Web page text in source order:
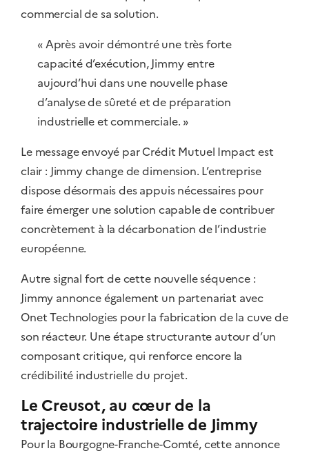
commercial de sa solution.
« Après avoir démontré une très forte
capacité d’exécution, Jimmy entre
aujourd’hui dans une nouvelle phase
d’analyse de sûreté et de préparation
industrielle et commerciale. »
Le message envoyé par Crédit Mutuel Impact est
clair : Jimmy change de dimension. L’entreprise
dispose désormais des appuis nécessaires pour
faire émerger une solution capable de contribuer
concrètement à la décarbonation de l’industrie
européenne.
Autre signal fort de cette nouvelle séquence :
Jimmy annonce également un partenariat avec
Onet Technologies pour la fabrication de la cuve de
son réacteur. Une étape structurante autour d’un
composant critique, qui renforce encore la
crédibilité industrielle du projet.
Le Creusot, au cœur de la
trajectoire industrielle de Jimmy
Pour la Bourgogne-Franche-Comté, cette annonce